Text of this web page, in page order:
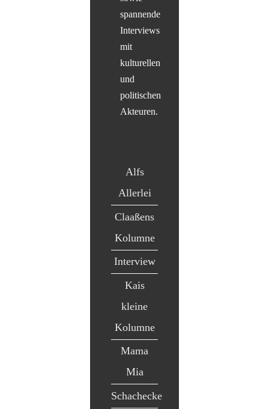
spannende
Interviews
mit
kulturellen
und
politischen
Akteuren.
Alfs
Allerlei
Claaßens
Kolumne
Interview
Kais
kleine
Kolumne
Mama
Mia
Schachecke